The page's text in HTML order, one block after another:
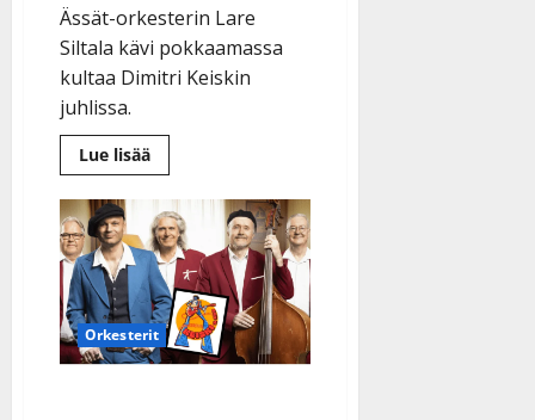
Ässät-orkesterin Lare
Siltala kävi pokkaamassa
kultaa Dimitri Keiskin
juhlissa.
Lue lisääLue
lisää
Ässät
sai
taas
kultaa
–
katso
video
juhlista
Orkesterit